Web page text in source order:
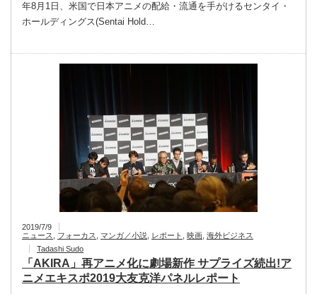
年8月1日、米国で日本アニメの配給・流通を手がけるセンタイ・
ホールディングス(Sentai Hold…
2019/7/9
ニュース
フォーカス マンガ／小説 レポート 映画 海外ビジネス
Tadashi Sudo
「AKIRA」再アニメ化に劇場新作 サプライズ続出!ア
ニメエキスポ2019大友克洋パネルレポート